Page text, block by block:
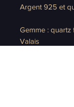
Argent 925 et
Gemme :
Valais